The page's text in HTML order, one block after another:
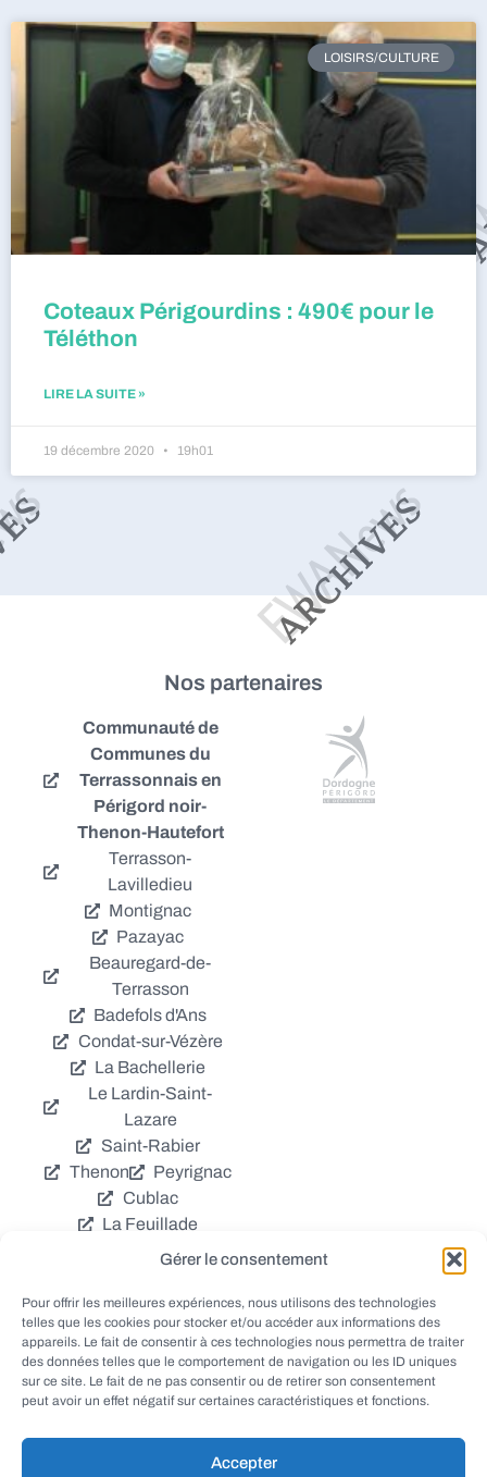
Gérer le consentement
Pour offrir les meilleures expériences, nous utilisons des technologies
telles que les cookies pour stocker et/ou accéder aux informations des
appareils. Le fait de consentir à ces technologies nous permettra de traiter
des données telles que le comportement de navigation ou les ID uniques
sur ce site. Le fait de ne pas consentir ou de retirer son consentement
peut avoir un effet négatif sur certaines caractéristiques et fonctions.
Accepter
LOISIRS/CULTURE
Coteaux Périgourdins : 490€ pour le
Téléthon
LIRE LA SUITE »
19 décembre 2020 19h01
Nos partenaires
Communauté de
Communes du
Terrassonnais en
Périgord noir-
Thenon-Hautefort
Terrasson-
Lavilledieu
Montignac
Pazayac
Beauregard-de-
Terrasson
Badefols d'Ans
Condat-sur-Vézère
La Bachellerie
Le Lardin-Saint-
Lazare
Saint-Rabier
Thenon
Peyrignac
Cublac
La Feuillade
Chavagnac
Coly
Grèzes
Aubas
Villac
Azerat
Ladornac
Tourtoirac